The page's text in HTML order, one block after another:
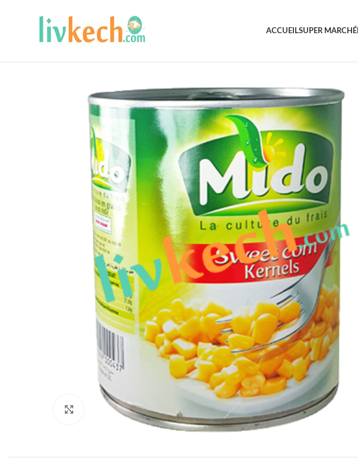
ACCUEILSUPER MARCHÉ
Click to enlarge